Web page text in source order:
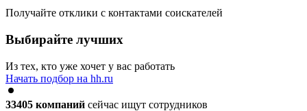
Получайте отклики с контактами соискателей
Выбирайте лучших
Из тех, кто уже хочет у вас работать
Начать подбор на hh.ru
33405 компаний сейчас ищут сотрудников